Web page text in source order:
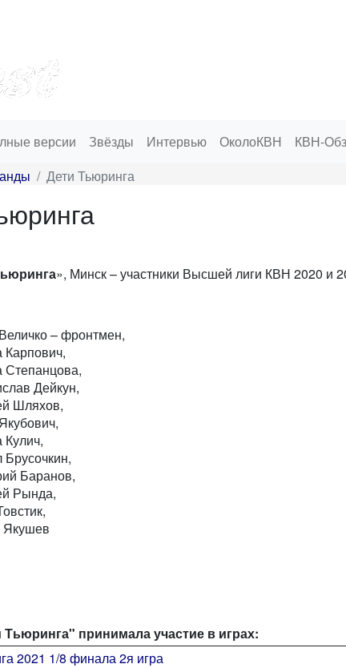
версии Звёзды Интервью ОколоКВН КВН-
Дети Тьюринга
», Минск – участники Высшей лиги КВН 2020 и
– фронтмен,
Карпович,
Степанцова,
Дейкун,
Шляхов,
Брусочкин,
Баранов,
Рында,
Якушев
принимала участие в играх:
2021 1/8 финала 2я игра